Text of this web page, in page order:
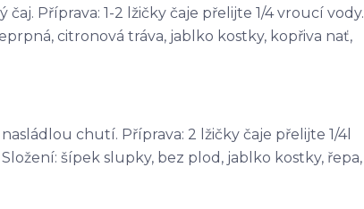
Příprava: 1-2 lžičky čaje přelijte 1/4 vroucí vody.
citronová tráva, jablko kostky, kopřiva nať,
chutí. Příprava: 2 lžičky čaje přelijte 1/4l
šípek slupky, bez plod, jablko kostky, řepa,